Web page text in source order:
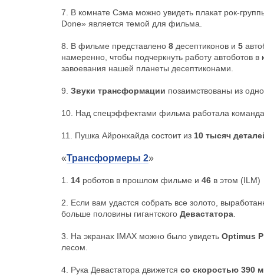
7. В комнате Сэма можно увидеть плакат рок-
Donе» является темой для фильма.
8. В фильме представлено 8десептиконов и 5
намеренно, чтобы подчеркнуть работу автоботов в
завоевания нашей планеты десептиконами.
9. Звуки трансформации позаимствованы из
10. Над спецэффектами фильма работала
11. Пушка Айронхайда состоит из 10 тысяч
«Трансформеры 2»
1. 14 роботов в прошлом фильме и 46в этом (ILM)
2. Если вам удастся собрать все золото,
больше половины гигантского Девастатора.
3. На экранах IMAX можно было увидеть Optimus
лесом.
4. Рука Девастатора движется со скоростью 390